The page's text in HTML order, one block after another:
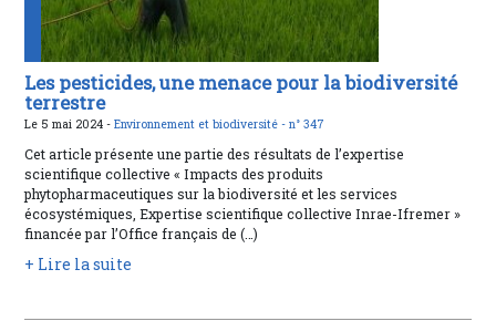
Les pesticides, une menace pour la biodiversité
terrestre
Le 5 mai 2024 -Environnement et biodiversité -n° 347
Cet article présente une partie des résultats de l’expertise
scientifique collective « Impacts des produits
phytopharmaceutiques sur la biodiversité et les services
écosystémiques, Expertise scientifique collective Inrae-Ifremer »
financée par l’Office français de (…)
+ Lire la suite